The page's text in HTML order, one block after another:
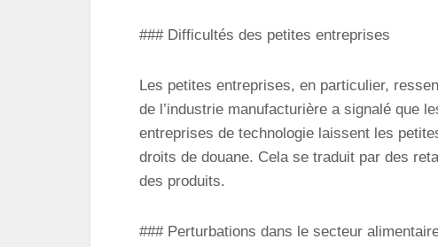
### Difficultés des petites entreprises
Les petites entreprises, en particulier,
de l’industrie manufacturière a signalé que
entreprises de technologie laissent les
droits de douane. Cela se traduit par des
des produits.
### Perturbations dans le secteur